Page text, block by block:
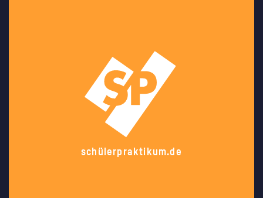
schülerpraktikum.de